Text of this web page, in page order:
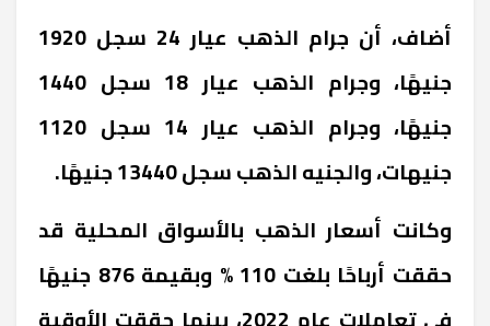
أضاف، أن جرام الذهب عيار 24 سجل 1920
جنيهًا، وجرام الذهب عيار 18 سجل 1440
جنيهًا، وجرام الذهب عيار 14 سجل 1120
جنيهات، والجنيه الذهب سجل 13440 جنيهًا.
وكانت أسعار الذهب بالأسواق المحلية قد
حققت أرباحًا بلغت 110 % وبقيمة 876 جنيهًا